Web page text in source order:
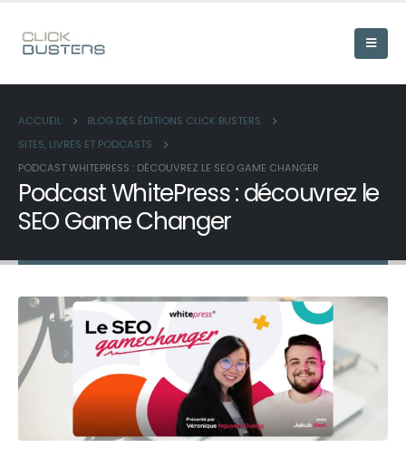
ACCUEIL
BLOG DES ÉDITIONS CLICK BUSTERS
SITES, LIVRES ET PODCASTS
PODCAST WHITEPRESS : DÉCOUVREZ LE SEO GAME CHANGER
Podcast WhitePress : découvrez le
SEO Game Changer